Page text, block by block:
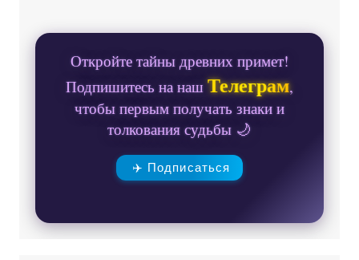
Откройте тайны древних примет!
Подпишитесь на нашТелеграм,
чтобы первым получать знаки и
толкования судьбы 🌙
✈️ Подписаться